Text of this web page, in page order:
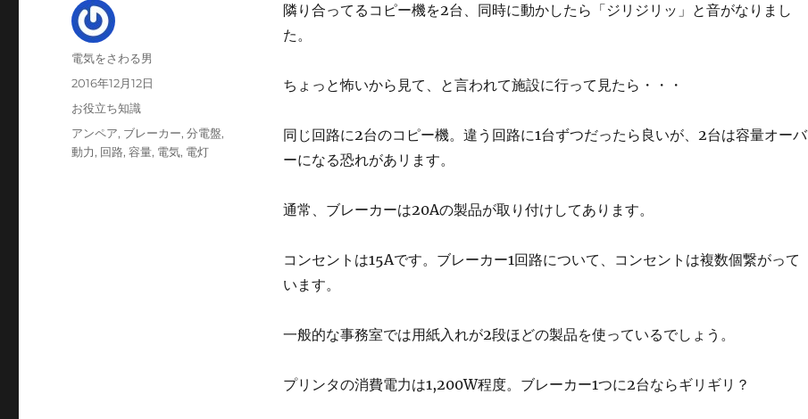
隣り合ってるコピー機を2台、同時に動かしたら「ジリジリッ」と音がなりまし
た。
ちょっと怖いから見て、と言われて施設に行って見たら・・・
同じ回路に2台のコピー機。違う回路に1台ずつだったら良いが、2台は容量オーバ
ーになる恐れがあリます。
通常、ブレーカーは20Aの製品が取り付けしてあります。
コンセントは15Aです。ブレーカー1回路について、コンセントは複数個繋がって
います。
一般的な事務室では用紙入れが2段ほどの製品を使っているでしょう。
プリンタの消費電力は1,200W程度。ブレーカー1つに2台ならギリギリ？
投
電気をさわる男
投
稿
2016年12月12日
カ
ゴ
お役立ち知識
タ
グ
アンペア, ブレーカー,分電盤,
動力, 回路,容量, 電気, 電灯